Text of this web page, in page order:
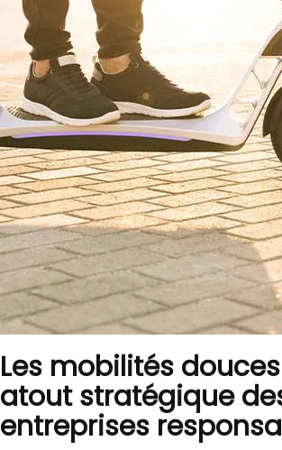
Les mobilités
atout stratégique
entreprises